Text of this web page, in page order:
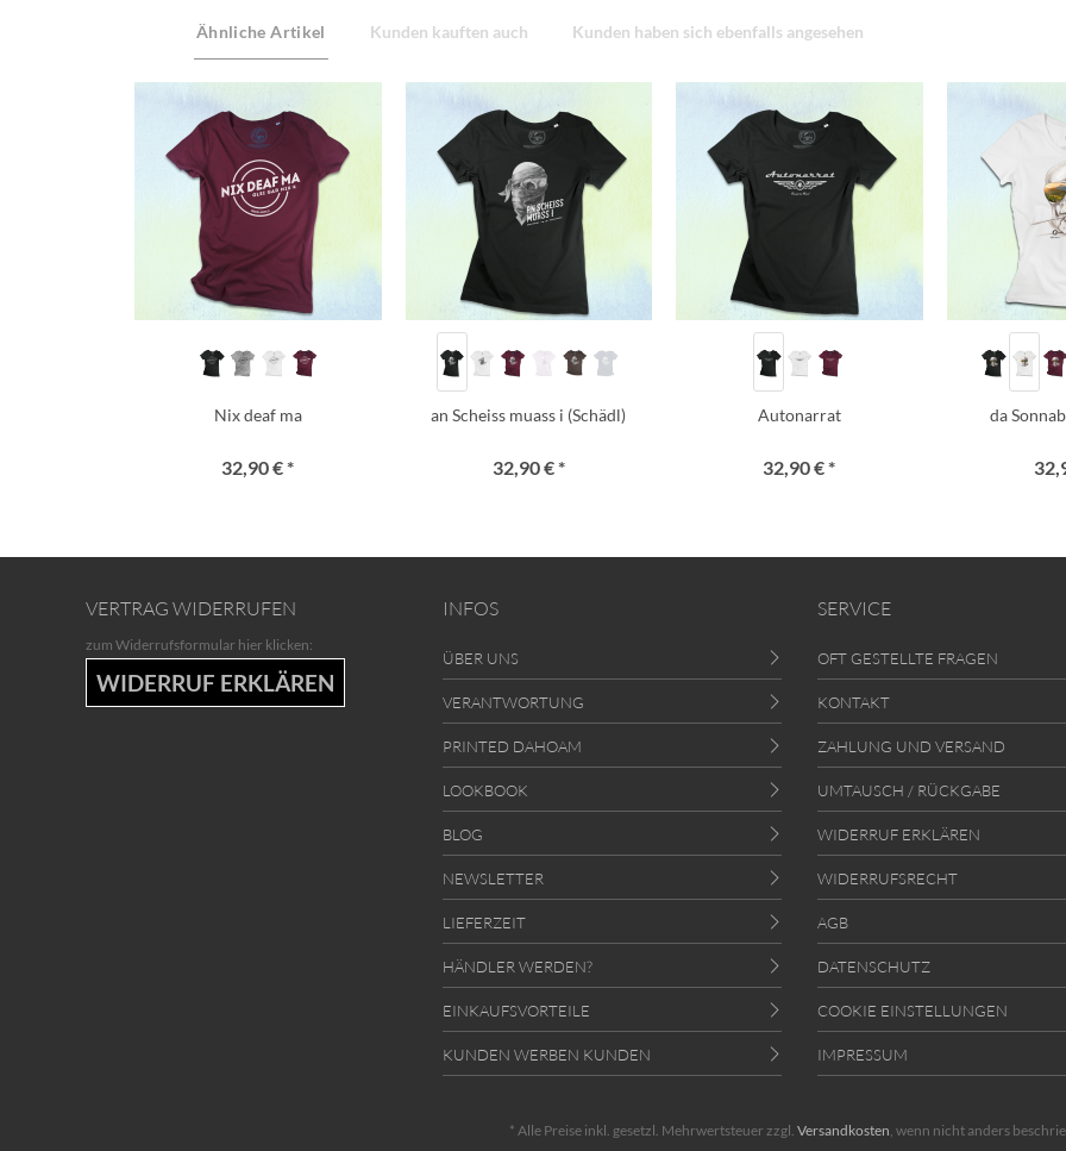
Ähnliche Artikel Kunden kauften auch Kunden haben sich ebenfalls angesehen
Nix deaf ma
32,90 € *
an Scheiss muass i (Schädl)
32,90 € *
Autonarrat
32,90 € *
da
VERTRAG WIDERRUFEN
zum Widerrufsformular hier klicken:
WIDERRUF ERKLÄREN
INFOS
ÜBER UNS
VERANTWORTUNG
PRINTED DAHOAM
LOOKBOOK
BLOG
NEWSLETTER
LIEFERZEIT
HÄNDLER WERDEN?
EINKAUFSVORTEILE
KUNDEN WERBEN KUNDEN
SERVICE
OFT GESTELLTE FRAGEN
KONTAKT
ZAHLUNG UND VERSAND
UMTAUSCH / RÜCKGABE
WIDERRUF ERKLÄREN
WIDERRUFSRECHT
AGB
DATENSCHUTZ
COOKIE EINSTELLUNGEN
IMPRESSUM
* Alle Preise inkl. gesetzl. Mehrwertsteuer zzgl. Versandkosten, wenn nicht anders